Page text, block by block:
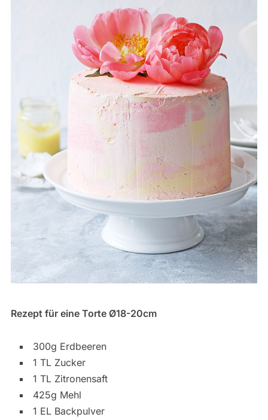
Rezept für eine Torte Ø18-20cm
300g Erdbeeren
1 TL Zucker
1 TL Zitronensaft
425g Mehl
1 EL Backpulver